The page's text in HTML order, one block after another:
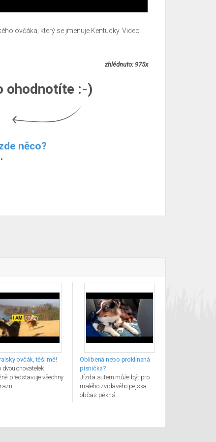
ovčáka, který se jmenuje Kentucky. Video
zhlédnuto: 975x
ohodnotíte :-)
něco?
ovčák, těší mě!
dvou chovatelek
představuje všechny
Oblíbená nebo proklínaná
písnička?
Jízda autem může být pro
malého zvídavého pejska
občas pěkná...